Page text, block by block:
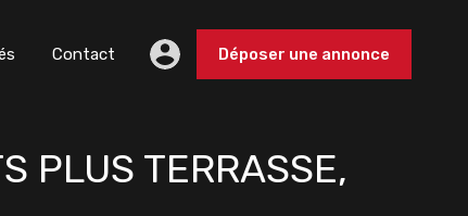
Contact Déposer une annonce
PLUS TERRASSE,